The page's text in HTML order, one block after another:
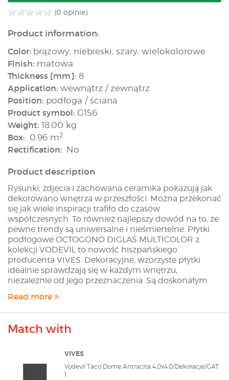
(0 opinie)
Product information:
Color: brązowy, niebieski, szary, wielokolorowe
Finish: matowa
Thickness [mm]: 8
Application: wewnątrz / zewnątrz
Position: podłoga / ściana
Product symbol: G156
Weight: 18.00 kg
Box: 0.96 m2
Rectification: No
Product description
Rysunki, zdjęcia i zachowana ceramika pokazują jak
dekorowano wnętrza w przeszłości. Można przekonać
się jak wiele inspiracji trafiło do czasów
współczesnych. To również najlepszy dowód na to, że
pewne trendy są uniwersalne i nieśmiertelne. Płytki
podłogowe OCTOGONO DIGLAS MULTICOLOR z
kolekcji VODEVIL to nowość hiszpańskiego
producenta VIVES. Dekoracyjne, wzorzyste płytki
idealnie sprawdzają się w każdym wnętrzu,
niezależnie od jego przeznaczenia. Są doskonałym
eleganckim salonie lub hallu, który wita prestiżowych
gości. Matowe, oktagonalne, dostępne na
złota, brązu, szarości i niebieskiego. Posiadają
willi z początku XX wieku. Tworzą spójną całość z
kostkami podłogowymi VODEVILL TACO DOME,
niezależnie od koloru. Gładkie płytki gresowe
Read more
Match with
VIVES
Vodevil Taco Dome Antracita 4,0x4,0/Dekoracje/GAT
1